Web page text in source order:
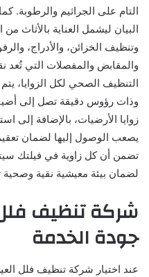
التام على الجراثيم والرطوبة.
البيان ليشمل العناية بالأثاث
وتنظيف الخزائن، والأدراج،
والمقابض والمفصلات التي تُعد
التنظيف الصحي لكل الزوايا،
وذات رؤوس دقيقة تصل إلى أضيق
زوايا الأرضيات، بالإضافة إلى
يصعب الوصول إليها لضمان
تضمن أن كل زاوية في فيلتك
لضمان بيئة معيشية نقية وصحية
شركة تنظيف
جودة الخدمة
عند اختيار شركة تنظيف فلل